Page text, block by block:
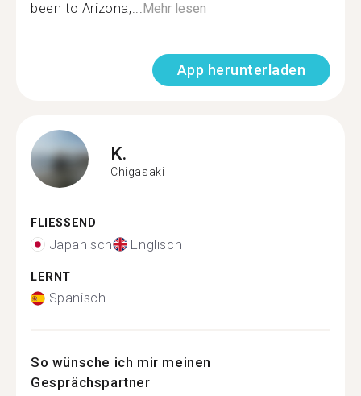
been to Arizona,...Mehr lesen
App herunterladen
K.
Chigasaki
FLIESSEND
Japanisch Englisch
LERNT
Spanisch
So wünsche ich mir meinen
Gesprächspartner